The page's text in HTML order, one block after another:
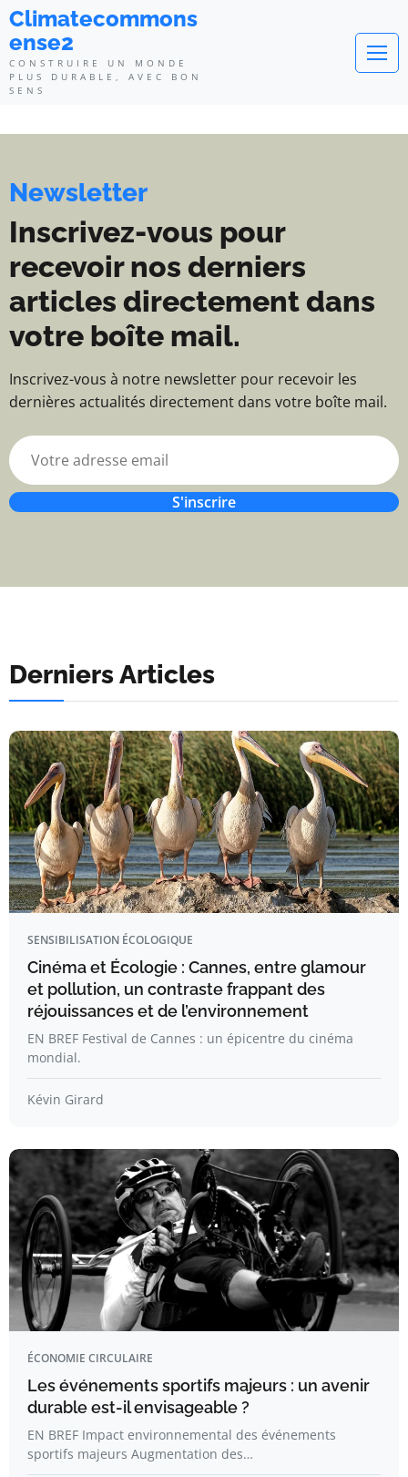
Climatecommonsense2 -
Climatecommons
ense2
CONSTRUIRE UN MONDE
PLUS DURABLE, AVEC BON
SENS
Newsletter
Inscrivez-vous pour
recevoir nos derniers
articles directement dans
votre boîte mail.
Inscrivez-vous à notre newsletter pour recevoir les
dernières actualités directement dans votre boîte mail.
S'inscrire
Derniers Articles
SENSIBILISATION ÉCOLOGIQUE
Cinéma et Écologie : Cannes, entre glamour
et pollution, un contraste frappant des
réjouissances et de l’environnement
EN BREF Festival de Cannes : un épicentre du cinéma
mondial.
Kévin Girard
ÉCONOMIE CIRCULAIRE
Les événements sportifs majeurs : un avenir
durable est-il envisageable ?
EN BREF Impact environnemental des événements
sportifs majeurs Augmentation des…